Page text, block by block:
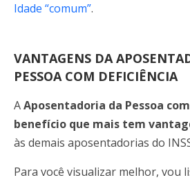
Idade “comum”.
VANTAGENS DA
PESSOA COM DEFICIÊNCIA
AAposentadoria da Pessoa
benefício que mais tem
às demais aposentadorias do
Para você visualizar melhor, vou